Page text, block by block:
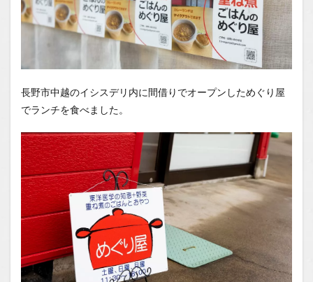
長野市中越のイシスデリ内に間借りでオープンしためぐり屋
でランチを食べました。